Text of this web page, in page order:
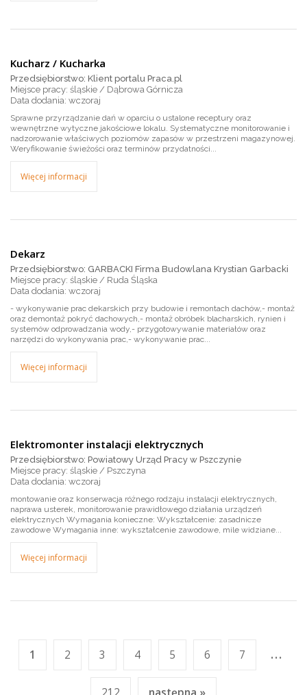
Kucharz / Kucharka
Przedsiębiorstwo: Klient portalu Praca.pl
Miejsce pracy: śląskie / Dąbrowa Górnicza
wczoraj
Sprawne przyrządzanie dań w oparciu o ustalone receptury oraz
wewnętrzne wytyczne jakościowe lokalu. Systematyczne monitorowanie i
nadzorowanie właściwych poziomów zapasów w przestrzeni magazynowej.
Weryfikowanie świeżości oraz terminów przydatności...
Więcej informacji
Dekarz
Przedsiębiorstwo: GARBACKI Firma Budowlana Krystian Garbacki
Miejsce pracy: śląskie / Ruda Śląska
wczoraj
- wykonywanie prac dekarskich przy budowie i remontach dachów,- montaż
oraz demontaż pokryć dachowych,- montaż obróbek blacharskich, rynien i
systemów odprowadzania wody,- przygotowywanie materiałów oraz
narzędzi do wykonywania prac,- wykonywanie prac...
Więcej informacji
Elektromonter instalacji elektrycznych
Przedsiębiorstwo: Powiatowy Urząd Pracy w Pszczynie
Miejsce pracy: śląskie / Pszczyna
wczoraj
montowanie oraz konserwacja różnego rodzaju instalacji elektrycznych,
naprawa usterek, monitorowanie prawidłowego działania urządzeń
elektrycznych Wymagania konieczne: Wykształcenie: zasadnicze
zawodowe Wymagania inne: wykształcenie zawodowe, mile widziane...
Więcej informacji
1 2 3 4 5 6 7 ...